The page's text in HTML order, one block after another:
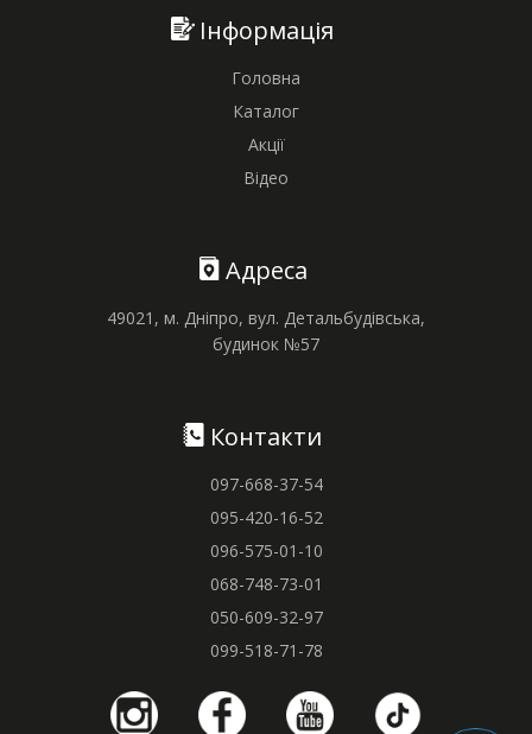
Інформація
Головна
Каталог
Акції
Відео
Адреса
49021, м. Дніпро, вул. Детальбудівська,
будинок №57
Контакти
097-668-37-54
095-420-16-52
096-575-01-10
068-748-73-01
050-609-32-97
099-518-71-78